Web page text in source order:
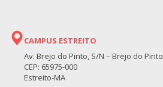
CAMPUS ESTREITO
Av. Brejo do Pinto, S/N – Brejo do Pinto
CEP: 65975-000
Estreito-MA